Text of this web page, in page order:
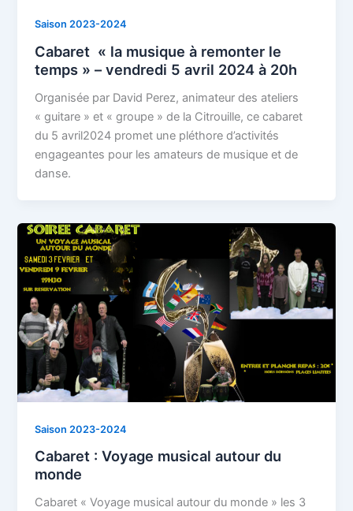
Saison 2023-2024
Cabaret « la musique à remonter le
temps » – vendredi 5 avril 2024 à 20h
Organisée par David Perez, animateur des ateliers
« guitare » et « groupe » de la Citrouille, ce cabaret
du 5 avril2024 promet une pléthore d’activités
engageantes pour les amateurs de musique et de
danse.
Saison 2023-2024
Cabaret : Voyage musical autour du
monde
Cabaret « Voyage musical autour du monde » les 3